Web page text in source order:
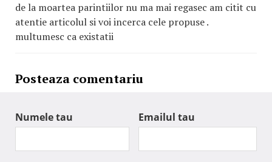
de la moartea parintiilor nu ma mai regasec am citit cu
atentie articolul si voi incerca cele propuse .
multumesc ca existatii
Posteaza comentariu
Numele tau Emailul tau